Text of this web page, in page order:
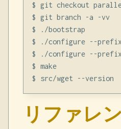
$ git checkout
$ git branch -a -vv
$ ./bootstrap
$ ./configure --
$ ./configure --
$ make
リファレ